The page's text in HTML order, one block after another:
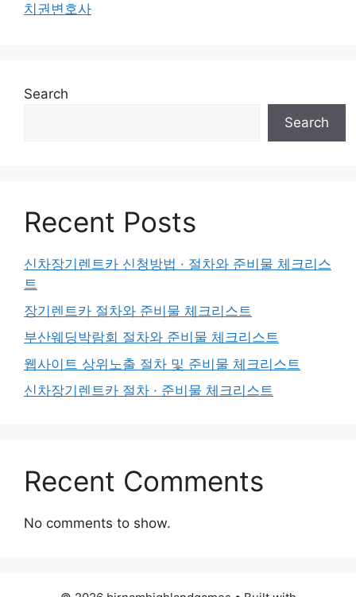
치권변호사
Search
Search
Recent Posts
신차장기렌트카 신청방법 · 절차와 준비물 체크리스
트
장기렌트카 절차와 준비물 체크리스트
부산웨딩박람회 절차와 준비물 체크리스트
웹사이트 상위노출 절차 및 준비물 체크리스트
신차장기렌트카 절차 · 준비물 체크리스트
Recent Comments
No comments to show.